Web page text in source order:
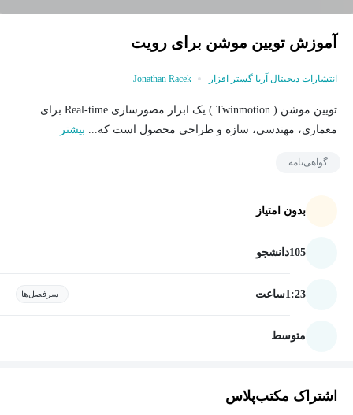
آموزش تویین موشن برای رویت
انتشارات دیجیتال آریا گستر افزار Jonathan Racek
تویین موشن ( Twinmotion ) یک ابزار مصورسازی Real-time برای
معماری، مهندسی، سازه و طراحی محصول است که... بیشتر
گواهی‌نامه
بدون امتیاز
105دانشجو
1:23ساعت سرفصل‌ها
متوسط
اشتراک مکتب‌پلاس